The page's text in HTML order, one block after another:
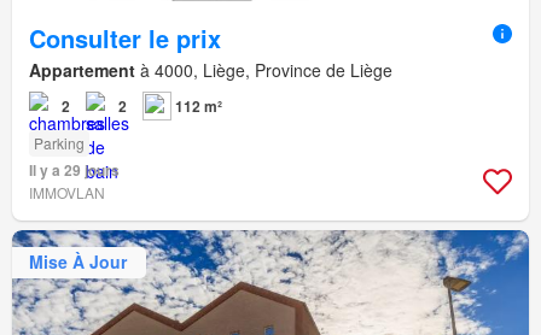
Consulter le prix
Appartement à 4000, Liège, Province de Liège
2 2 112 m²
Parking
Il y a 29 jours
IMMOVLAN
Mise À Jour